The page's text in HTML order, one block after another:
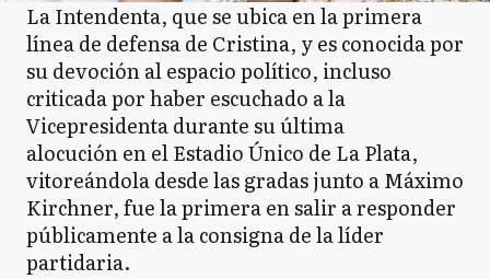
La Intendenta, que se ubica en la primera
línea de defensa de Cristina, y es conocida por
su devoción al espacio político, incluso
criticada por haber escuchado a la
Vicepresidenta durante su última
alocución en el Estadio Único de La Plata,
vitoreándola desde las gradas junto a Máximo
Kirchner, fue la primera en salir a responder
públicamente a la consigna de la líder
partidaria.